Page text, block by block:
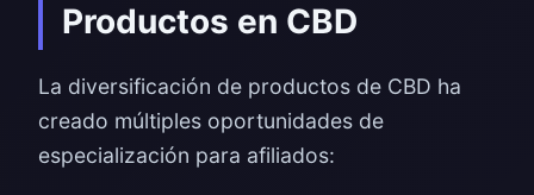
Productos en CBD
La diversificación de productos de CBD ha
creado múltiples oportunidades de
especialización para afiliados: